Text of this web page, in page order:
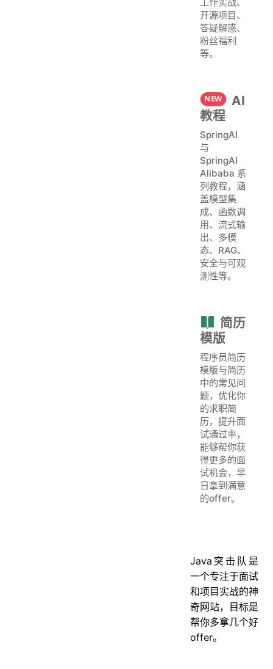
开源项目、
答疑解惑、
粉丝福利
等。
AI
教程
SpringAI
与
SpringAI
Alibaba 系
列教程，涵
盖模型集
成、函数调
用、流式输
出、多模
态、RAG、
安全与可观
测性等。
简历
模版
程序员简历
模版与简历
中的常见问
题，优化你
的求职简
历，提升面
试通过率，
能够帮你获
得更多的面
试机会，早
日拿到满意
的offer。
Java突击队是
一个专注于面试
和项目实战的神
奇网站，目标是
帮你多拿几个好
offer。